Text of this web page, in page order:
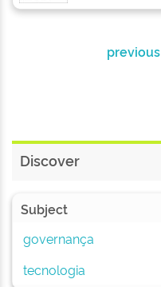
previous
Discover
Subject
governança
tecnologia